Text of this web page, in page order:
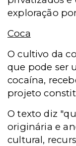
exploração
Coca
O cultivo da
que pode ser
cocaína,
projeto
O texto diz
originária e
cultural,